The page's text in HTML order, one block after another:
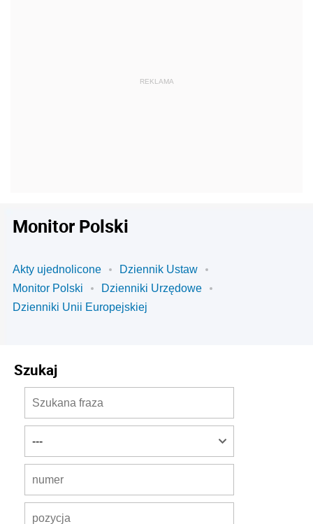
Monitor Polski
Akty ujednolicone
Dziennik Ustaw
Monitor Polski
Dzienniki Urzędowe
Dzienniki Unii Europejskiej
Szukaj